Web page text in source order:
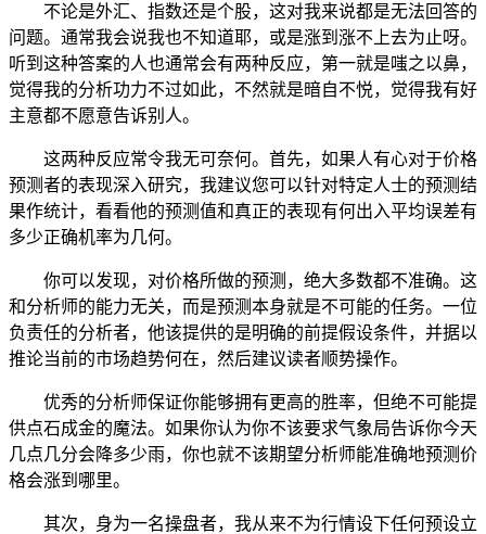
不论是外汇、指数还是个股，这对我来说都是无法回答的
问题。通常我会说我也不知道耶，或是涨到涨不上去为止呀。
听到这种答案的人也通常会有两种反应，第一就是嗤之以鼻，
觉得我的分析功力不过如此，不然就是暗自不悦，觉得我有好
主意都不愿意告诉别人。
这两种反应常令我无可奈何。首先，如果人有心对于价格
预测者的表现深入研究，我建议您可以针对特定人士的预测结
果作统计，看看他的预测值和真正的表现有何出入平均误差有
多少正确机率为几何。
你可以发现，对价格所做的预测，绝大多数都不准确。这
和分析师的能力无关，而是预测本身就是不可能的任务。一位
负责任的分析者，他该提供的是明确的前提假设条件，并据以
推论当前的市场趋势何在，然后建议读者顺势操作。
优秀的分析师保证你能够拥有更高的胜率，但绝不可能提
供点石成金的魔法。如果你认为你不该要求气象局告诉你今天
几点几分会降多少雨，你也就不该期望分析师能准确地预测价
格会涨到哪里。
其次，身为一名操盘者，我从来不为行情设下任何预设立